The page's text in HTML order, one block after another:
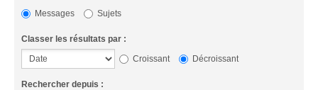
Messages
Sujets
Classer les résultats par :
Croissant
Décroissant
Rechercher depuis :